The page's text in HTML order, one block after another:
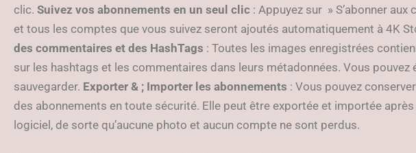
clic. Suivez vos abonnements en un seul clic : Appuyez sur » S’abonner
et tous les comptes que vous suivez seront ajoutés automatiquement à 4K
des commentaires et des HashTags : Toutes les images enregistrées
sur les hashtags et les commentaires dans leurs métadonnées. Vous pouvez
sauvegarder. Exporter & ; Importer les abonnements : Vous pouvez
des abonnements en toute sécurité. Elle peut être exportée et importée
logiciel, de sorte qu’aucune photo et aucun compte ne sont perdus.